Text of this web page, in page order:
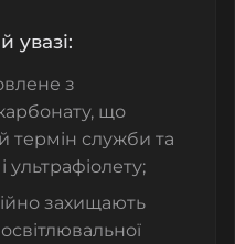
увазі:
з
що
термін служби та
ультрафіолету;
захищають